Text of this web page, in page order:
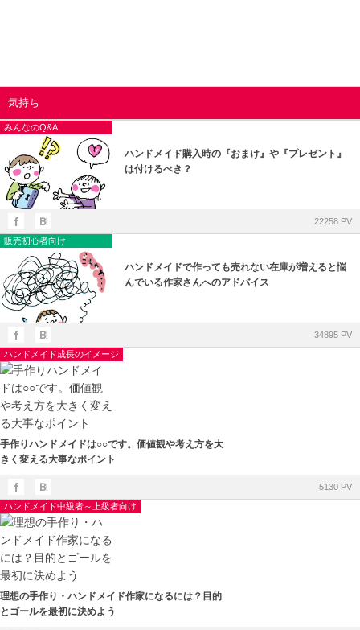
気持ち
みんなのQ&A
ハンドメイド購入時の『おまけ』や『プレゼント』
は付けるべき？
22258 PV
販売初心者向け
ハンドメイドで作っても売れない在庫が増えると悩
んでいる作家さんへのアドバイス
34895 PV
ハンドメイド成長のイメージ
手作りハンドメイドは○○です。価値観や考え方を大
きく変える大事なポイント
5130 PV
ハンドメイド中級者～上級者向け
理想の手作り・ハンドメイド作家になるには？目的
とゴールを最初に決めよう